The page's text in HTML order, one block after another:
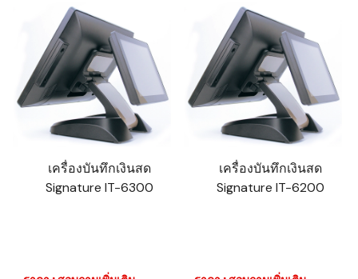
เครื่องบันทึกเงินสด
Signature IT-6300
เครื่องบันทึกเงินสด
Signature IT-6200